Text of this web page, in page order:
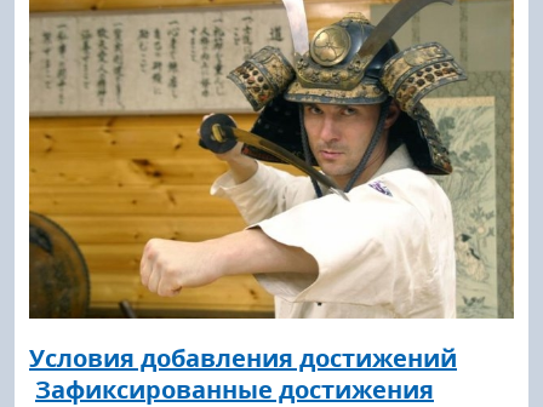
Условия добавления достижений
Зафиксированные достижения